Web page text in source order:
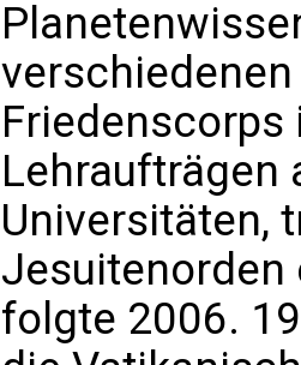
verschiedenen
Friedenscorps
Lehraufträgen
Universitäten,
Jesuitenorden
folgte 2006.